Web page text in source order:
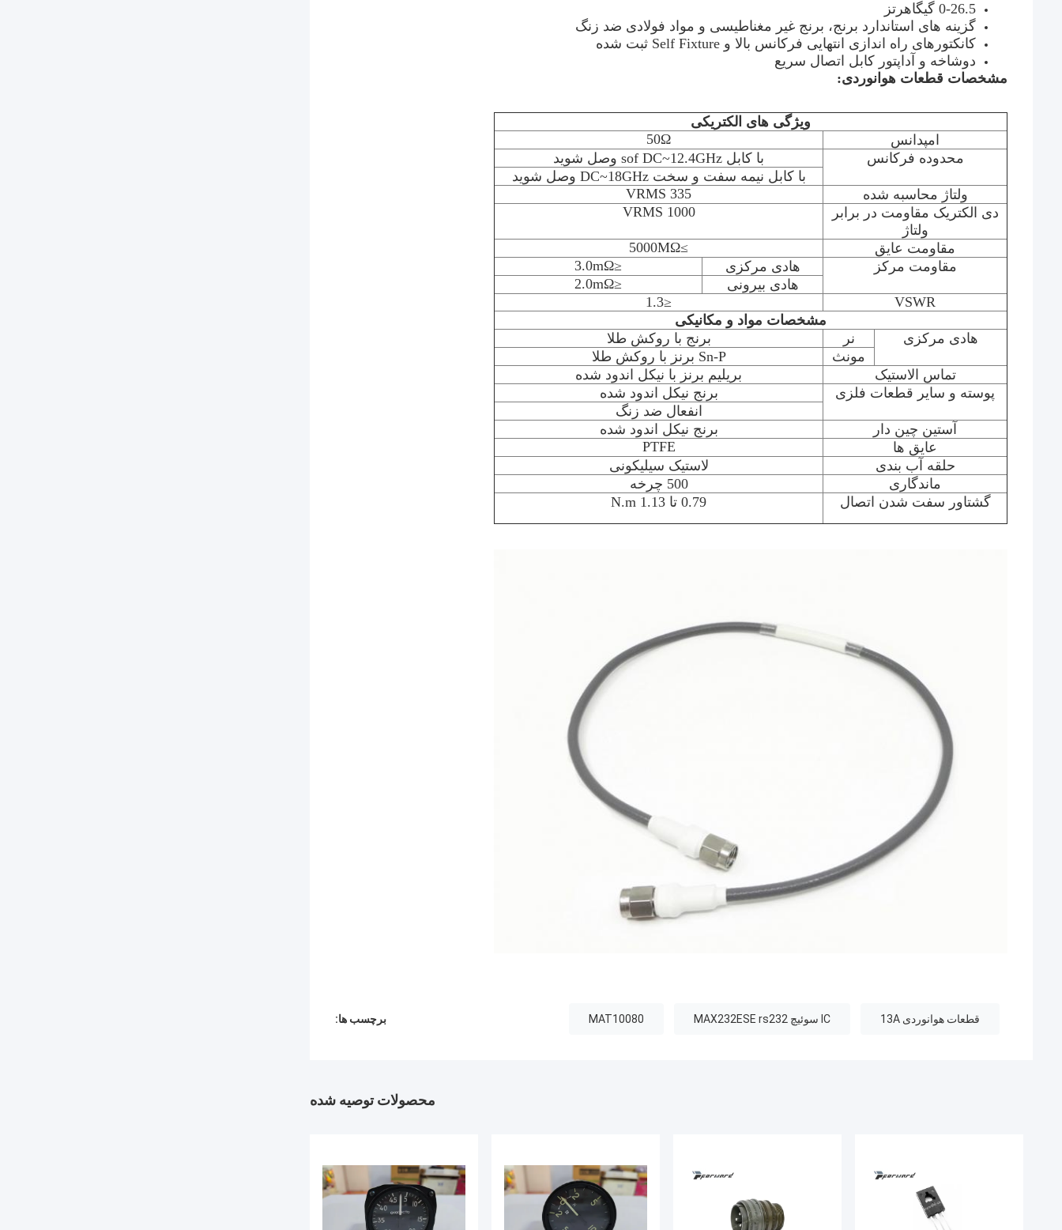
0-26.5 گیگاهرتز
گزینه های استاندارد برنج، برنج غیر مغناطیسی و مواد فولادی ضد زنگ
کانکتورهای راه اندازی انتهایی فرکانس بالا و Self Fixture ثبت شده
دوشاخه و آداپتور کابل اتصال سریع
مشخصات قطعات هوانوردی:
ویژگی های الکتریکی
امپدانس
50Ω
محدوده فرکانس
با کابل sof DC~12.4GHz وصل شوید
با کابل نیمه سفت و سخت DC~18GHz وصل شوید
ولتاژ محاسبه شده
335 VRMS
دی الکتریک مقاومت در برابر
ولتاژ
1000 VRMS
مقاومت عایق
≥5000MΩ
مقاومت مرکز
هادی مرکزی
≤3.0mΩ
هادی بیرونی
≤2.0mΩ
VSWR
≤1.3
مشخصات مواد و مکانیکی
هادی مرکزی
نر
برنج با روکش طلا
مونث
Sn-P برنز با روکش طلا
تماس الاستیک
بریلیم برنز با نیکل اندود شده
پوسته و سایر قطعات فلزی
برنج نیکل اندود شده
انفعال ضد زنگ
آستین چین دار
برنج نیکل اندود شده
عایق ها
PTFE
حلقه آب بندی
لاستیک سیلیکونی
ماندگاری
500 چرخه
گشتاور سفت شدن اتصال
0.79 تا 1.13 N.m
برچسب ها: قطعات هوانوردی 13A IC سوئیچ MAX232ESE rs232 MAT10080
محصولات توصیه شده